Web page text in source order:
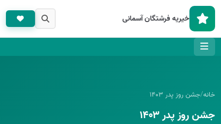
خیریه فرشتگان آسمانی
خانه/جشن روز پدر ۱۴۰۳
جشن روز پدر ۱۴۰۳